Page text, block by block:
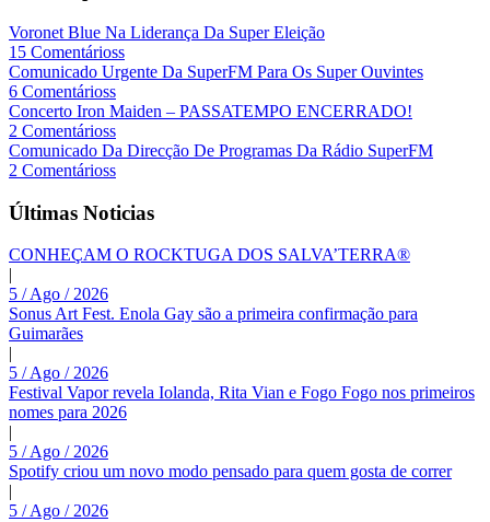
Voronet Blue Na Liderança Da Super Eleição
15 Comentárioss
Comunicado Urgente Da SuperFM Para Os Super Ouvintes
6 Comentárioss
Concerto Iron Maiden – PASSATEMPO ENCERRADO!
2 Comentárioss
Comunicado Da Direcção De Programas Da Rádio SuperFM
2 Comentárioss
Últimas Noticias
CONHEÇAM O ROCKTUGA DOS SALVA’TERRA®
|
5 / Ago / 2026
Sonus Art Fest. Enola Gay são a primeira confirmação para
Guimarães
|
5 / Ago / 2026
Festival Vapor revela Iolanda, Rita Vian e Fogo Fogo nos primeiros
nomes para 2026
|
5 / Ago / 2026
Spotify criou um novo modo pensado para quem gosta de correr
|
5 / Ago / 2026